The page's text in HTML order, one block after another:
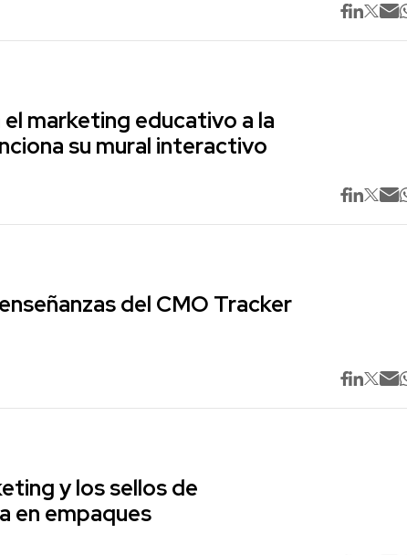
el marketing educativo a la
su mural interactivo
del CMO Tracker
y los sellos de
en empaques